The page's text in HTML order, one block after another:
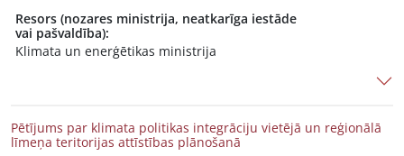
Resors (nozares ministrija, neatkarīga iestāde
vai pašvaldība):
Klimata un enerģētikas ministrija
Pētījums par klimata politikas integrāciju vietējā un reģionālā
līmeņa teritorijas attīstības plānošanā